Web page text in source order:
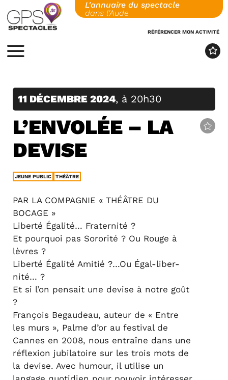
to
content
L'annuaire du spectacle
dans l'Aude
RÉFÉRENCER MON ACTIVITÉ
MENU
11 DÉCEMBRE 2024, à 20h30
L’ENVOLÉE – LA
DEVISE
JEUNE PUBLIC THÉÂTRE
PAR LA COMPAGNIE « THÉÂTRE DU
BOCAGE »
Liberté Égalité… Fraternité ?
Et pourquoi pas Sororité ? Ou Rouge à
lèvres ?
Liberté Égalité Amitié ?…Ou Égal-liber-
nité… ?
Et si l’on pensait une devise à notre goût
?
François Begaudeau, auteur de « Entre
les murs », Palme d’or au festival de
Cannes en 2008, nous entraîne dans une
réflexion jubilatoire sur les trois mots de
la devise. Avec humour, il utilise un